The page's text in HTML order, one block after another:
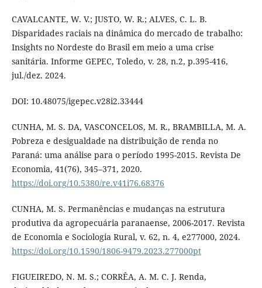
CAVALCANTE, W. V.; JUSTO, W. R.; ALVES, C. L. B.
Disparidades raciais na dinâmica do mercado de trabalho:
Insights no Nordeste do Brasil em meio a uma crise
sanitária. Informe GEPEC, Toledo, v. 28, n.2, p.395-416,
jul./dez. 2024.
DOI: 10.48075/igepec.v28i2.33444
CUNHA, M. S. DA, VASCONCELOS, M. R., BRAMBILLA, M. A.
Pobreza e desigualdade na distribuição de renda no
Paraná: uma análise para o período 1995-2015. Revista De
Economia, 41(76), 345–371, 2020.
https://doi.org/10.5380/re.v41i76.68376
CUNHA, M. S. Permanências e mudanças na estrutura
produtiva da agropecuária paranaense, 2006-2017. Revista
de Economia e Sociologia Rural, v. 62, n. 4, e277000, 2024.
https://doi.org/10.1590/1806-9479.2023.277000pt
FIGUEIREDO, N. M. S.; CORRÊA, A. M. C. J. Renda,